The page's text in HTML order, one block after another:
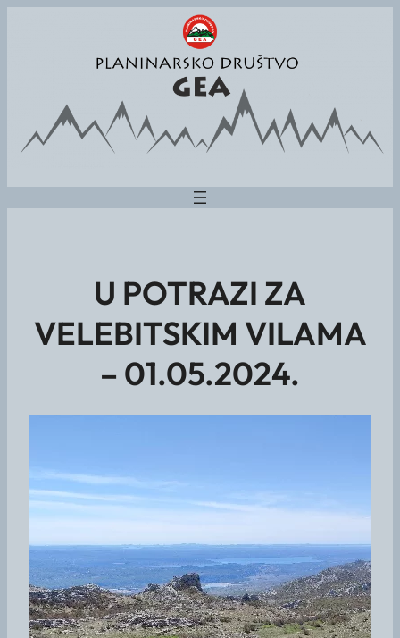
U POTRAZI ZA
VELEBITSKIM VILAMA
– 01.05.2024.